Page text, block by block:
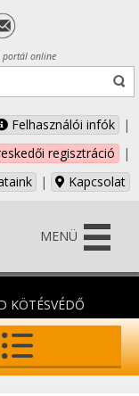
portál online
Felhasználói infók
|
regisztráció
|
| Kapcsolat
MENÜ
KÖTÉSVÉDŐ